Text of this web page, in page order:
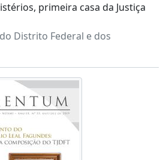
primeira casa da Justiça
Distrito Federal e dos